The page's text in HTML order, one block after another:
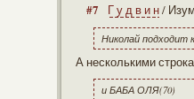
#7 Г у д в и н/
Николай подходит
А несколькими
и БАБА ОЛЯ(70)